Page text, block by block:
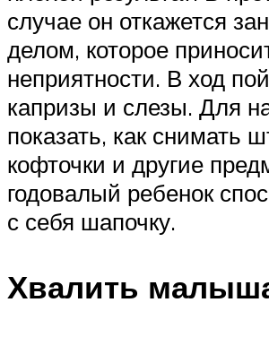
случае он откажется
делом, которое
неприятности. В ход
капризы и слезы. Для
показать, как снимать
кофточки и другие
годовалый ребенок
с себя шапочку.
Хвалить